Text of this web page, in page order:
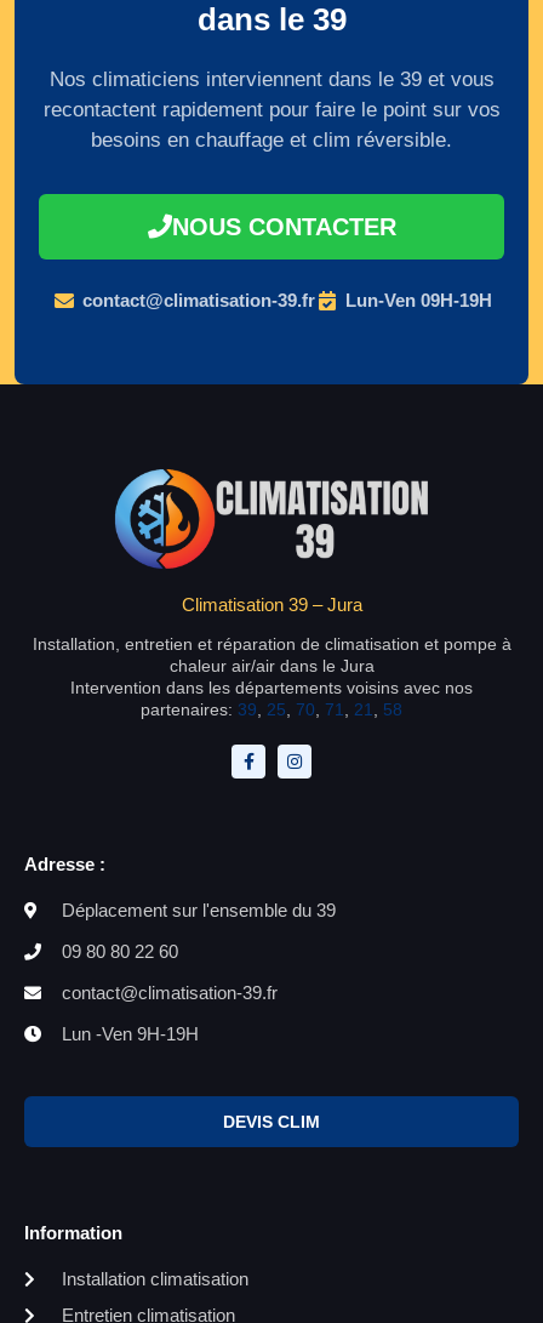
dans le 39
Nos climaticiens interviennent dans le 39 et vous
recontactent rapidement pour faire le point sur vos
besoins en chauffage et clim réversible.
NOUS CONTACTER
contact@climatisation-39.fr Lun-Ven 09H-19H
Climatisation 39 – Jura
Installation, entretien et réparation de climatisation et pompe à
chaleur air/air dans le Jura
Intervention dans les départements voisins avec nos
partenaires: 39 25 70 71 21 58
Adresse :
Déplacement sur l'ensemble du 39
09 80 80 22 60
contact@climatisation-39.fr
Lun -Ven 9H-19H
DEVIS CLIM
Information
Installation climatisation
Entretien climatisation